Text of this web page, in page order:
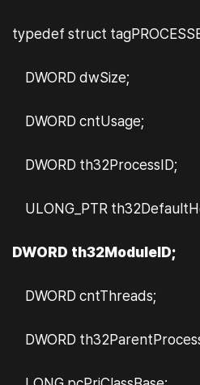
typedef struct
DWORD dwSize;
DWORD cntUsage;
DWORD th32ProcessID;
ULONG_PTR
DWORD th32ModuleID;
DWORD cntThreads;
DWORD